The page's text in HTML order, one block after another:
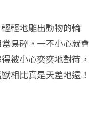
輕地雕出動物的輪
易碎，一不小心就會
被小心奕奕地對待，
相比真是天差地遠！